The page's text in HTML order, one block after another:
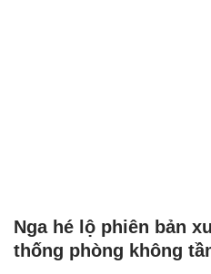
Nga hé lộ phiên bản
thống phòng không